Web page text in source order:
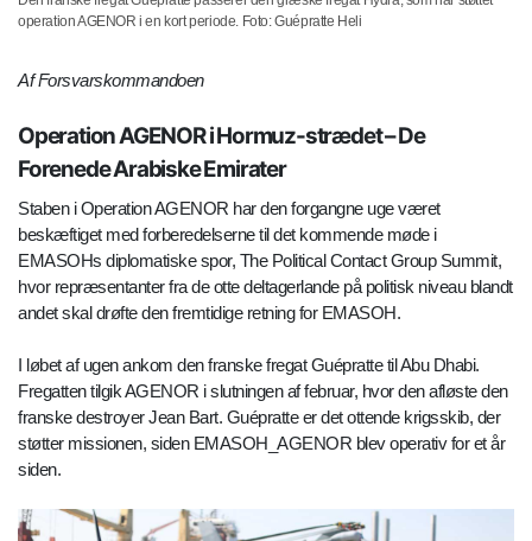
operation AGENOR i en kort periode. Foto: Guépratte Heli
Af Forsvarskommandoen
Operation AGENOR i Hormuz-strædet – De
Forenede Arabiske Emirater
Staben i Operation AGENOR har den forgangne uge været
beskæftiget med forberedelserne til det kommende møde i
EMASOHs diplomatiske spor, The Political Contact Group Summit,
hvor repræsentanter fra de otte deltagerlande på politisk niveau blandt
andet skal drøfte den fremtidige retning for EMASOH.
I løbet af ugen ankom den franske fregat Guépratte til Abu Dhabi.
Fregatten tilgik AGENOR i slutningen af februar, hvor den afløste den
franske destroyer Jean Bart. Guépratte er det ottende krigsskib, der
støtter missionen, siden EMASOH_AGENOR blev operativ for et år
siden.